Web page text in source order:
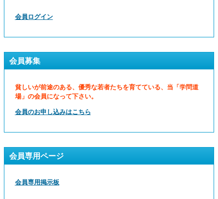
会員ログイン
会員募集
貧しいが前途のある、優秀な若者たちを育てている、当「学問道
場」の会員になって下さい。
会員のお申し込みはこちら
会員専用ページ
会員専用掲示板